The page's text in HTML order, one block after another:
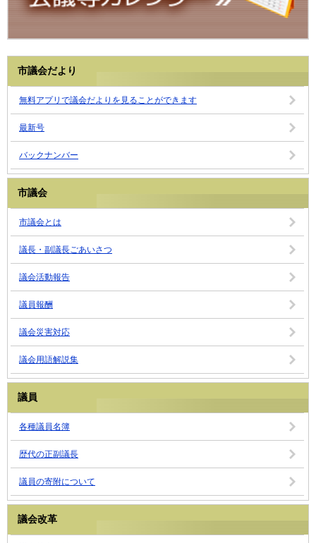
市議会だより
無料アプリで議会だよりを見ることができます
最新号
バックナンバー
市議会
市議会とは
議長・副議長ごあいさつ
議会活動報告
議員報酬
議会災害対応
議会用語解説集
議員
各種議員名簿
歴代の正副議長
議員の寄附について
議会改革